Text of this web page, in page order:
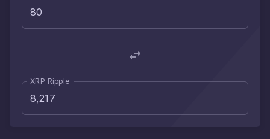
XRP Ripple